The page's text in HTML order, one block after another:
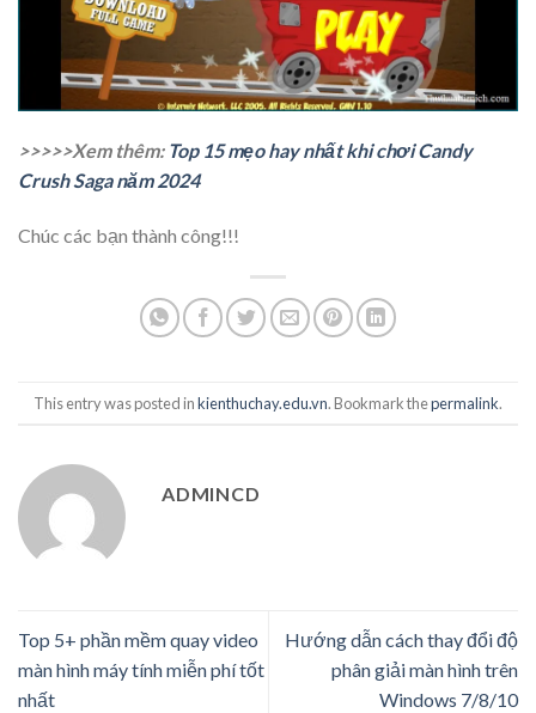
>>>>>Xem thêm: Top 15 mẹo hay nhất khi chơi Candy
Crush Saga năm 2024
Chúc các bạn thành công!!!
This entry was posted inkienthuchay.edu.vn. Bookmark thepermalink.
ADMINCD
Top 5+ phần mềm quay video
màn hình máy tính miễn phí tốt
nhất
Hướng dẫn cách thay đổi độ
phân giải màn hình trên
Windows 7/8/10